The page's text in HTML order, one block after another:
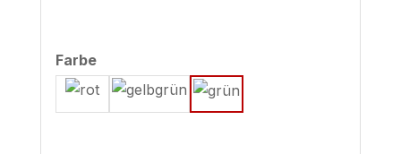
Farbeauswählen